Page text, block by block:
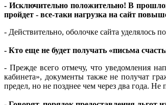
- Исключительно положительно! В
пройдет - все-таки нагрузка на сайт
- Действительно, оболочке сайта уделялось
- Кто еще не будет получать «письма
- Прежде всего отмечу, что уведомления
кабинета», документы также не получат
предел, но не позднее чем через два года.